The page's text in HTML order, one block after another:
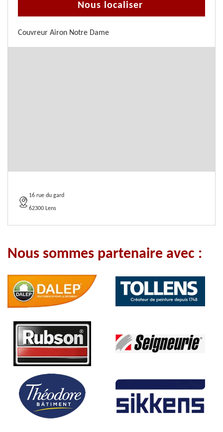
Nous localiser
Couvreur Airon Notre Dame
16 rue du gard
62300 Lens
Nous sommes partenaire avec :